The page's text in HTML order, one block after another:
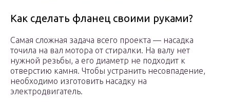
Как сделать фланец своими руками?
Самая сложная задача всего проекта — насадка
точила на вал мотора от стиралки. На валу нет
нужной резьбы, а его диаметр не подходит к
отверстию камня. Чтобы устранить несовпадение,
необходимо изготовить насадку на
электродвигатель.